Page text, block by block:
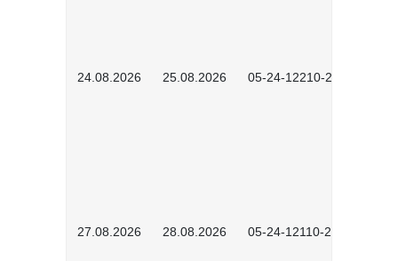
24.08.2026 25.08.2026 05-24-12210-2601
27.08.2026 28.08.2026 05-24-12110-2601